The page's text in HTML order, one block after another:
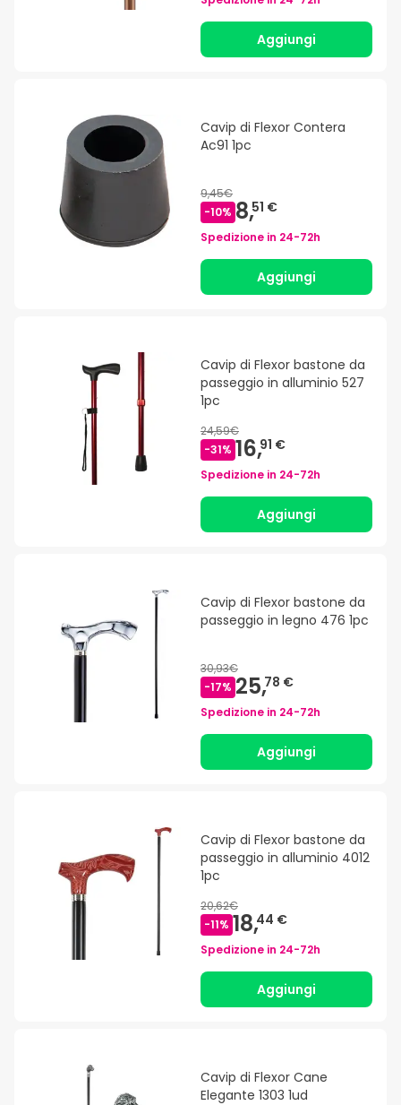
Aggiungi
Cavip di Flexor Contera
Ac91 1pc
9,45€
-10% 8,51 €
Spedizione in 24-72h
Aggiungi
Cavip di Flexor bastone da
passeggio in alluminio 527
1pc
24,59€
-31% 16,91 €
Spedizione in 24-72h
Aggiungi
Cavip di Flexor bastone da
passeggio in legno 476 1pc
30,93€
-17% 25,78 €
Spedizione in 24-72h
Aggiungi
Cavip di Flexor bastone da
passeggio in alluminio 4012
1pc
20,62€
-11% 18,44 €
Spedizione in 24-72h
Aggiungi
Cavip di Flexor Cane
Elegante 1303 1ud